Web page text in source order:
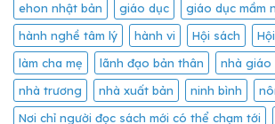
ehon nhật bản
giáo dục
giáo dục mầm
hành nghề tâm lý
hành vi Hội sách
làm cha mẹ
lãnh đạo bản thân
nhà giáo
nhà trương
nhà xuất bản ninh bình
Nơi chỉ người đọc sách mới có thể chạm tới